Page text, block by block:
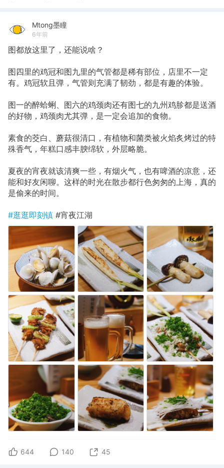
Mtong墨瞳
6年前
图都放这里了，还能说啥？
图四里的鸡冠和图九里的气管都是稀有部位，店里不一定
有。鸡冠软且弹，气管则充满了韧劲，都是有趣的体验。
图一的醉蛤蜊、图六的鸡颈肉还有图七的九州鸡胗都是送酒
的好物，鸡颈肉尤其弹，是一定会追加的食物。
素食的茭白、蘑菇很清口，有植物和菌类被火焰炙烤过的特
殊香气，年糕口感丰腴绵软，外层略脆。
夏夜的宵夜就该清爽一些，有烟火气，也有啤酒的凉意，还
能和好友闲聊。这样的时光在散步都行色匆匆的上海，真的
是偷来的时间。
#逛逛即刻镇 #宵夜江湖
644 140 45